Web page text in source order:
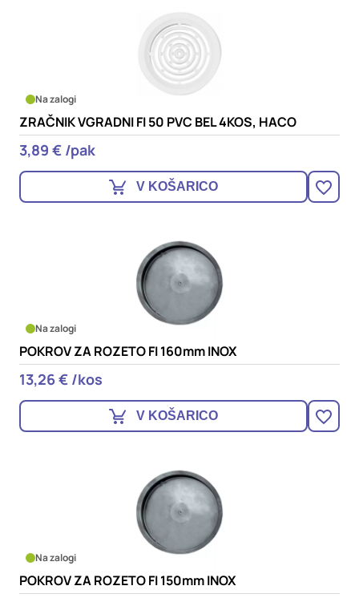
Na zalogi
ZRAČNIK VGRADNI FI 50 PVC BEL 4KOS, HACO
3,89 € /pak
V KOŠARICO
Na zalogi
POKROV ZA ROZETO FI 160mm INOX
13,26 € /kos
V KOŠARICO
Na zalogi
POKROV ZA ROZETO FI 150mm INOX